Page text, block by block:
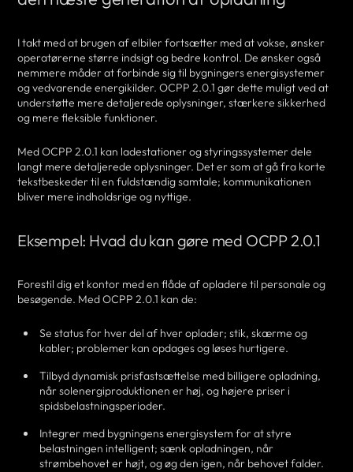
I takt med at brugen af elbiler fortsætter med at vokse, ønsker
operatørerne større indsigt og bedre kontrol. De ønsker også
nemmere måder at forbinde sig til bygningers energisystemer
og vedvarende energikilder. OCPP 2.0.1 gør dette muligt ved at
understøtte mere detaljerede oplysninger, stærkere sikkerhed
og mere fleksible funktioner.
Med OCPP 2.0.1 kan ladestationer og styringssystemer dele
langt mere detaljerede oplysninger. Det er som at gå fra korte
tekstbeskeder til en fuldstændig samtale; kommunikationen
bliver mere indholdsrige og nyttige.
Eksempel: Hvad du kan gøre med OCPP 2.0.1
Forestil dig et kontor med en flåde af opladere til personale og
besøgende. Med OCPP 2.0.1 kan de:
Se status for hver del af hver oplader; stik, skærme og
kabler; problemer kan opdages og løses hurtigere.
Tilbyd dynamisk prisfastsættelse med billigere opladning,
når solenergiproduktionen er høj, og højere priser i
spidsbelastningsperioder.
Integrer med bygningens energisystem for at styre
belastningen intelligent; sænk opladningen, når
strømbehovet er højt, og øg den igen, når behovet falder.